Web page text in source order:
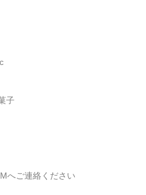
子
へご連絡ください